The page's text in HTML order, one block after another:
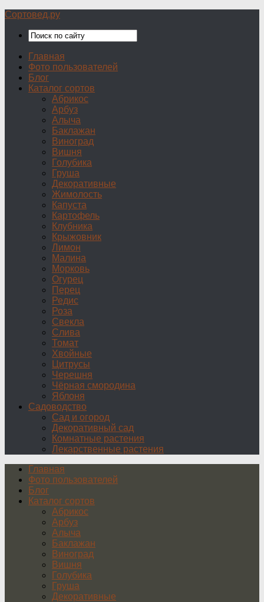
Сортовед.ру
Главная
Фото пользователей
Блог
Каталог сортов
Абрикос
Арбуз
Алыча
Баклажан
Виноград
Вишня
Голубика
Груша
Декоративные
Жимолость
Капуста
Картофель
Клубника
Крыжовник
Лимон
Малина
Морковь
Огурец
Перец
Редис
Роза
Свекла
Слива
Томат
Хвойные
Цитрусы
Черешня
Чёрная смородина
Яблоня
Садоводство
Сад и огород
Декоративный сад
Комнатные растения
Лекарственные растения
Главная
Фото пользователей
Блог
Каталог сортов
Абрикос
Арбуз
Алыча
Баклажан
Виноград
Вишня
Голубика
Груша
Декоративные